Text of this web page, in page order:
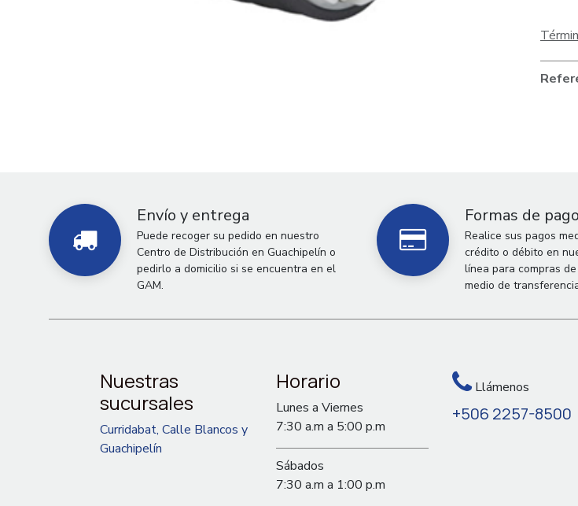
Envío y entrega
Puede recoger su pedido en nuestro
Centro de Distribución en Guachipelín o
pedirlo a domicilio si se encuentra en el
GAM.
Formas de pago
Realice sus pagos
crédito o débito en
línea para compras
medio de
Nuestras
sucursales
Curridabat, Calle Blancos y
Guachipelín
Horario
Lunes a Viernes
7:30 a.m a 5:00 p.m
Sábados
7:30 a.m a 1:00 p.m
Llámenos
+506 2257-8500